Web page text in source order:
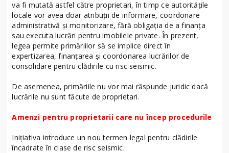
va fi mutată astfel către proprietari, în timp ce autoritățile
locale vor avea doar atribuții de informare, coordonare
administrativă și monitorizare, fără obligația de a finanța
sau executa lucrări pentru imobilele private. În prezent,
legea permite primăriilor să se implice direct în
expertizarea, finanțarea și coordonarea lucrărilor de
consolidare pentru clădirile cu risc seismic.
De asemenea, primăriile nu vor mai răspunde juridic dacă
lucrările nu sunt făcute de proprietari.
Amenzi pentru proprietarii care nu încep procedurile
Inițiativa introduce un nou termen legal pentru clădirile
încadrate în clase de risc seismic.